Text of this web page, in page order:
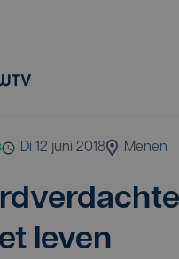
di 12 juni 2018 Menen
leven